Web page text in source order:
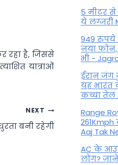
रहा है, जिससे
यात्राओं
NEXT
बनी रहेगी
5 मीटर से
ये लग्जरी
949 रुपये
नया फोन,
भी -
ईरान जंग
यह भारत
कच्चा तेल
Range
Aaj Tak
AC के
लोग?